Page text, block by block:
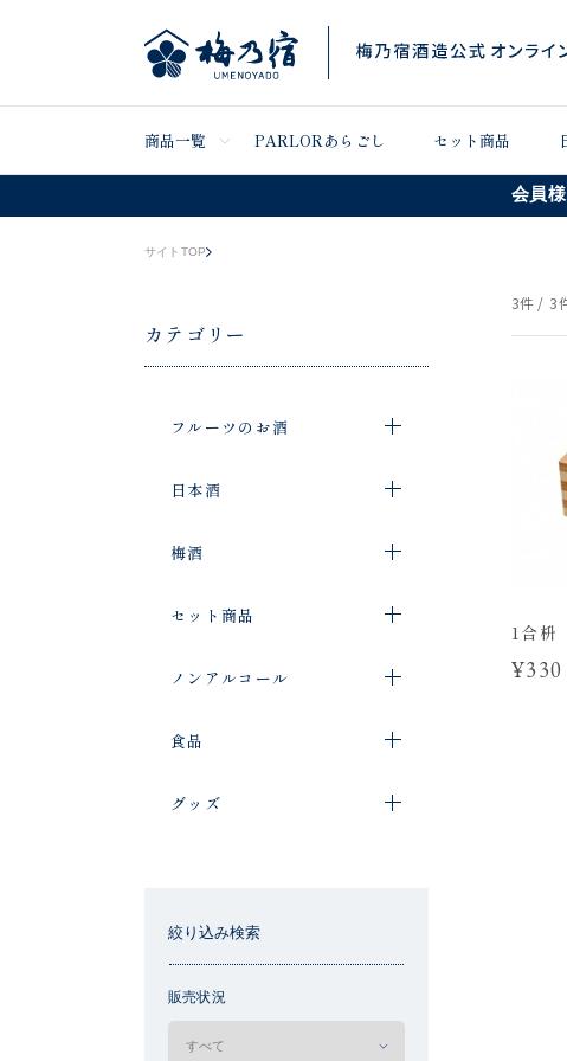
商品一覧 PARLORあらごし セット商品
会員
サイトTOP
カテゴリー
フルーツのお酒
日本酒
梅酒
セット商品
ノンアルコール
食品
グッズ
絞り込み検索
販売状況
3件 / 3
1合枡
¥330